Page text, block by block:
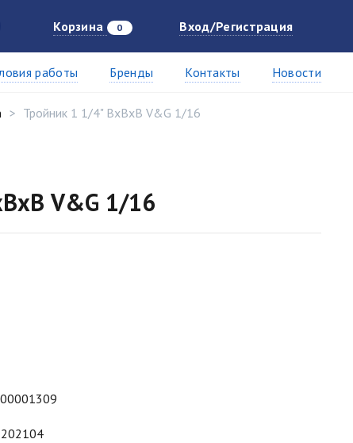
Корзина 0 Вход/Регистрация
работы Бренды Контакты Новости
Тройник 1 1/4" ВxВxВ V&G 1/16
V&G 1/16